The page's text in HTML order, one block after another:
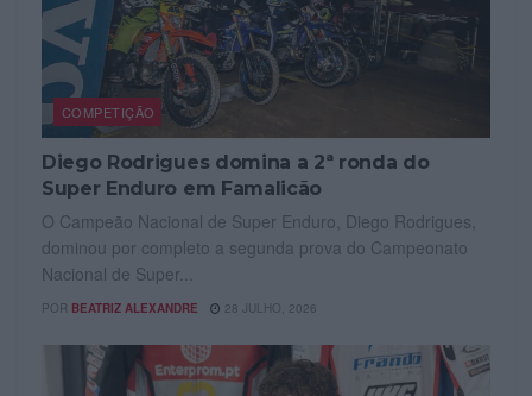
COMPETIÇÃO
Diego Rodrigues domina a 2ª ronda do
Super Enduro em Famalicão
O Campeão Nacional de Super Enduro, Diego Rodrigues,
dominou por completo a segunda prova do Campeonato
Nacional de Super...
POR BEATRIZ ALEXANDRE 28 JULHO, 2026